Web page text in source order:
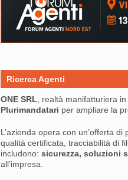
Ricerca Agenti
ONE SRL , realtà manifatturiera
Plurimandatari per ampliare la
L’azienda opera con un’offerta
qualità certificata, tracciabilità di
includono: sicurezza, soluzioni
all’impresa.